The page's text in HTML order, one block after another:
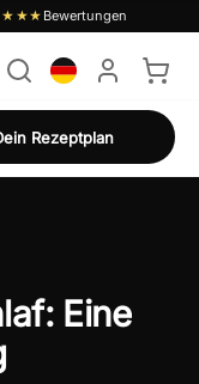
Bewertungen
Rezeptplan
Eine